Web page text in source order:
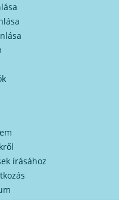
írásához